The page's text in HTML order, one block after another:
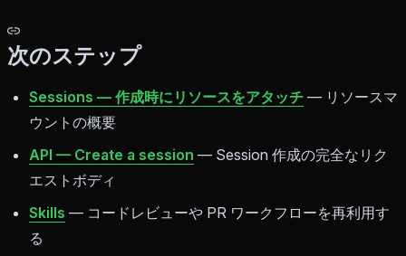
次のステップ
Sessions — 作成時にリソースをアタッチ — リソースマ
ウントの概要
API — Create a session — Session 作成の完全なリク
エストボディ
Skills — コードレビューや PR ワークフローを再利用す
る